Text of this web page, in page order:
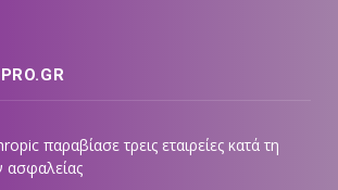
παραβίασε τρεις εταιρείες κατά τη
ασφαλείας